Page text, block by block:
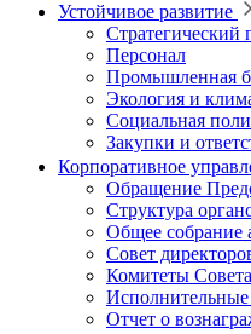
Устойчивое развитие
Стратегический
Персонал
Промышленная
Экология и
Социальная
Закупки и
Корпоративное
Обращение
Структура
Общее собрание
Совет
Комитеты
Отчет о